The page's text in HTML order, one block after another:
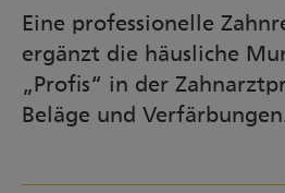
Eine professionelle
ergänzt die häusliche
„Profis“ in der
Beläge und